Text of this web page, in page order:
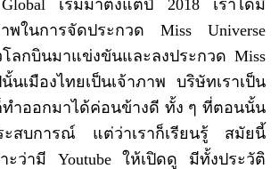
เริ่มมาตั้งแต่ปี 2018 เราได้มี
าพในการจัดประกวด Miss Universe
ลกบินมาแข่งขันและลงประกวด Miss
นเมืองไทยเป็นเจ้าภาพ บริษัทเราเป็น
ทำออกมาได้ค่อนข้างดี ทั้ง ๆ ที่ตอนนั้น
ะสบการณ์ แต่ว่าเราก็เรียนรู้ สมัยนี้
ะว่ามี Youtube ให้เปิดดู มีทั้งประวัติ